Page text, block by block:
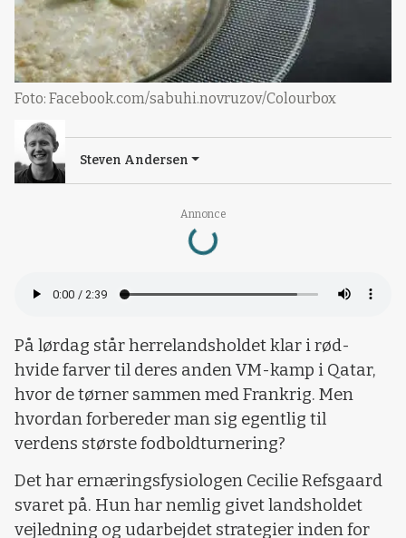
Annonce
Loading...
Foto: Facebook.com/sabuhi.novruzov/Colourbox
Steven Andersen
På lørdag står herrelandsholdet klar i rød-
hvide farver til deres anden VM-kamp i Qatar,
hvor de tørner sammen med Frankrig. Men
hvordan forbereder man sig egentlig til
verdens største fodboldturnering?
Det har ernæringsfysiologen Cecilie Refsgaard
svaret på. Hun har nemlig givet landsholdet
vejledning og udarbejdet strategier inden for